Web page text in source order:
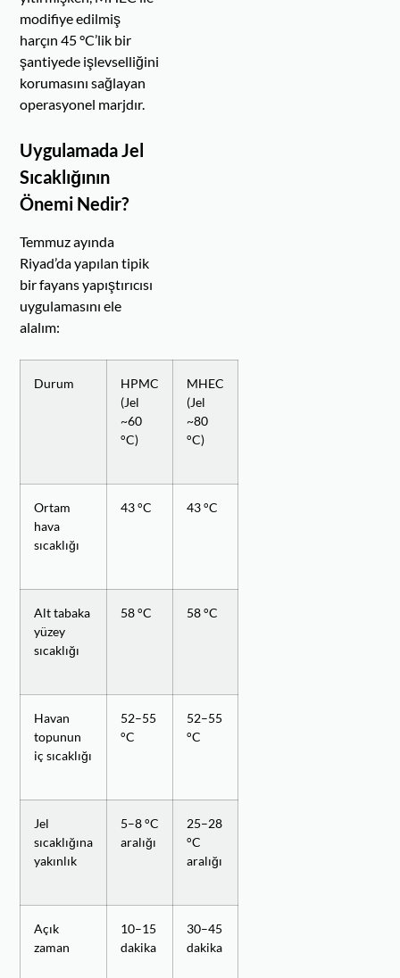
modifiye edilmiş
harçın 45 °C’lik bir
şantiyede işlevselliğini
korumasını sağlayan
operasyonel marjdır.
Uygulamada Jel
Sıcaklığının
Önemi Nedir?
Temmuz ayında
Riyad’da yapılan tipik
bir fayans yapıştırıcısı
uygulamasını ele
alalım:
Durum
HPMC
(Jel
~60
°C)
MHEC
(Jel
~80
°C)
Ortam
hava
sıcaklığı
43 °C 43 °C
Alt tabaka
yüzey
sıcaklığı
58 °C 58 °C
Havan
topunun
iç sıcaklığı
52–55
°C
52–55
°C
Jel
sıcaklığına
yakınlık
5–8 °C
aralığı
25–28
°C
aralığı
Açık
zaman
10–15
dakika
30–45
dakika